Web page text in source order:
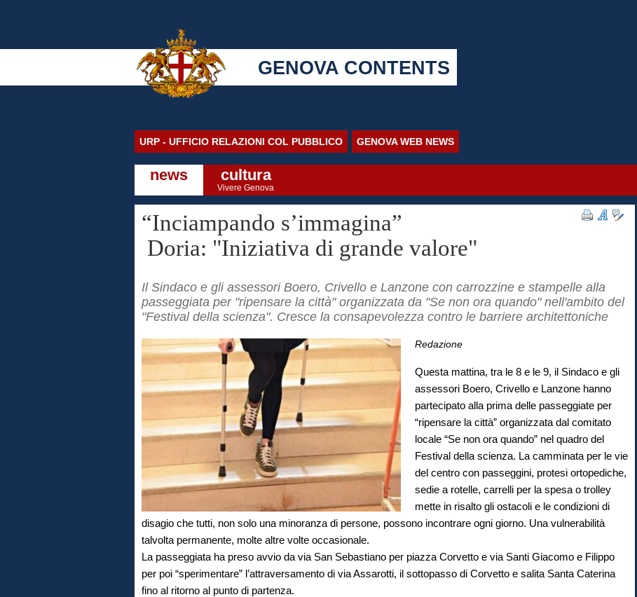
GENOVA CONTENTS
URP - UFFICIO RELAZIONI COL PUBBLICO GENOVA WEB NEWS
news cultura
Vivere Genova
“Inciampando s’immagina”
Doria: "Iniziativa di grande valore"
Il Sindaco e gli assessori Boero, Crivello e Lanzone con carrozzine e stampelle alla
passeggiata per "ripensare la città" organizzata da "Se non ora quando" nell'ambito del
"Festival della scienza". Cresce la consapevolezza contro le barriere architettoniche
Redazione
Questa mattina, tra le 8 e le 9, il Sindaco e gli
assessori Boero, Crivello e Lanzone hanno
partecipato alla prima delle passeggiate per
“ripensare la città” organizzata dal comitato
locale “Se non ora quando” nel quadro del
Festival della scienza. La camminata per le vie
del centro con passeggini, protesi ortopediche,
sedie a rotelle, carrelli per la spesa o trolley
mette in risalto gli ostacoli e le condizioni di
disagio che tutti, non solo una minoranza di persone, possono incontrare ogni giorno. Una vulnerabilità
talvolta permanente, molte altre volte occasionale.
La passeggiata ha preso avvio da via San Sebastiano per piazza Corvetto e via Santi Giacomo e Filippo
per poi “sperimentare” l’attraversamento di via Assarotti, il sottopasso di Corvetto e salita Santa Caterina
fino al ritorno al punto di partenza.